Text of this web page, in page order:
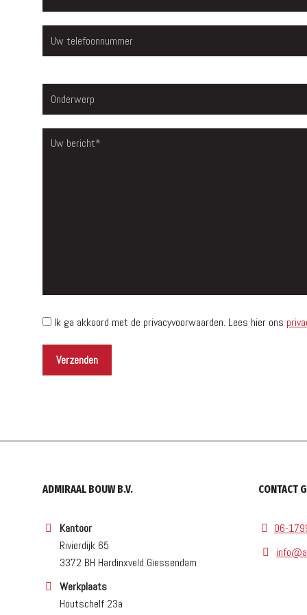
Ik ga akkoord met de privacyvoorwaarden. Lees hier ons
ADMIRAAL BOUW B.V.
Kantoor
Rivierdijk 65
3372 BH Hardinxveld Giessendam
Werkplaats
Houtschelf 23a
CONTACT
06-